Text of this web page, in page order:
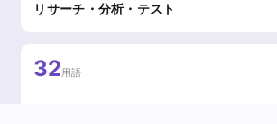
リサーチ・分析・テスト
32用語